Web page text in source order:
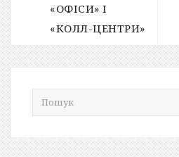
«ОФІСИ» І
«КОЛЛ-ЦЕНТРИ»